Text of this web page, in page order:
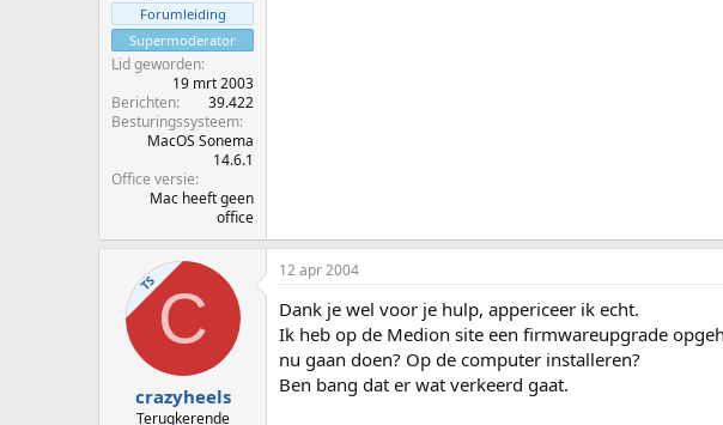
Forumleiding
Supermoderator
Lid geworden
19 mrt 2003
Berichten
39.422
Besturingssysteem
MacOS Sonema
14.6.1
Office versie
Mac heeft geen
office
TSC
crazyheels
Terugkerende
12 apr 2004
Dank je wel voor je hulp, appericeer ik echt.
Ik heb op de Medion site een firmwareupgrade
nu gaan doen? Op de computer installeren?
Ben bang dat er wat verkeerd gaat.